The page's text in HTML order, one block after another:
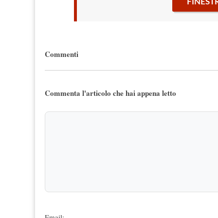
Commenti
Commenta l'articolo che hai appena letto